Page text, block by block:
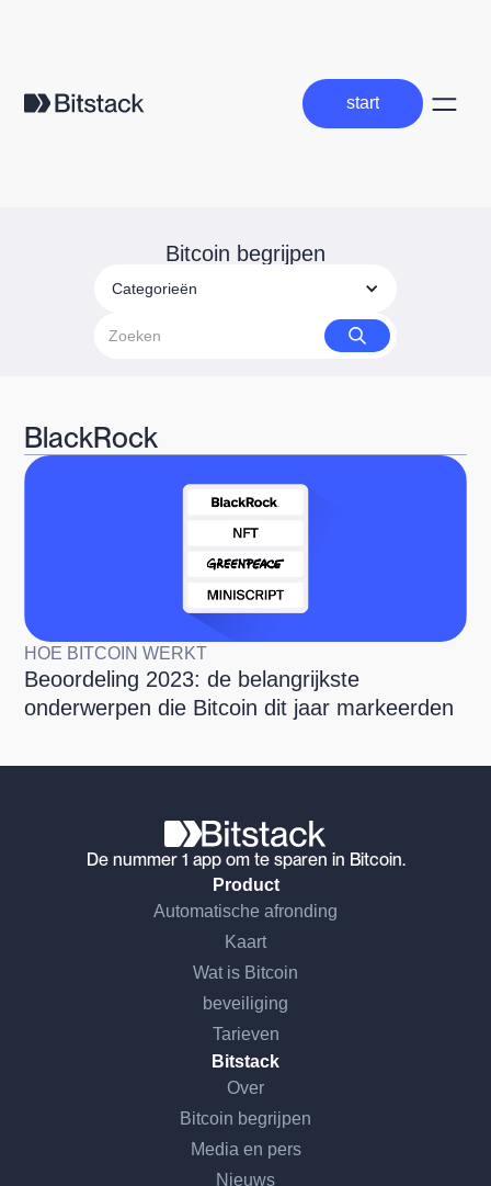
start
start
Bitcoin begrijpen
Categorieën
BlackRock
HOE BITCOIN WERKT
Beoordeling 2023: de belangrijkste
onderwerpen die Bitcoin dit jaar markeerden
De nummer 1 app om te sparen in Bitcoin.
Product
Automatische afronding
Kaart
Wat is Bitcoin
beveiliging
Tarieven
Bitstack
Over
Bitcoin begrijpen
Media en pers
Nieuws